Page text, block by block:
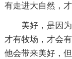
有走进大自然，
美好，是因
才有牧场，才会
他会带来美好，